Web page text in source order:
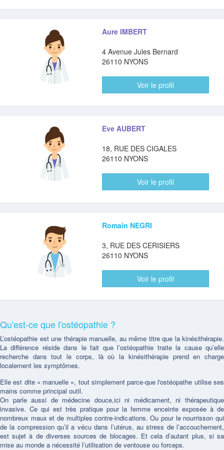
Aure IMBERT
4 Avenue Jules Bernard
26110 NYONS
Voir le profil
Eve AUBERT
18, RUE DES CIGALES
26110 NYONS
Voir le profil
Romain NEGRI
3, RUE DES CERISIERS
26110 NYONS
Voir le profil
Qu'est-ce que l'ostéopathie ?
L’ostéopathie est une thérapie manuelle, au même titre que la kinésithérapie.
La différence réside dans le fait que l’ostéopathie traite la cause qu’elle
recherche dans tout le corps, là où la kinésithérapie prend en charge
localement les symptômes.
Elle est dite « manuelle », tout simplement parce-que l'ostéopathe utilise ses
mains comme principal outil.
On parle aussi de médecine douce,ici ni médicament, ni thérapeutique
invasive. Ce qui est très pratique pour la femme enceinte exposée à de
nombreux maux et de multiples contre-indications. Ou pour le nourrisson qui
de la compression qu’il a vécu dans l’utérus, au stress de l’accouchement,
est sujet à de diverses sources de blocages. Et cela d’autant plus, si sa
mise au monde a nécessité l’utilisation de ventouse ou forceps.